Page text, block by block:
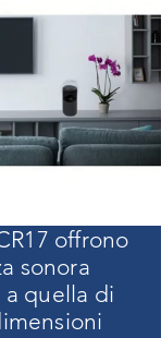
offrono
sonora
quella di